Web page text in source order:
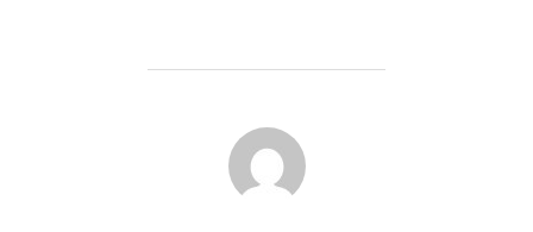
BEITRAGSAUTOR